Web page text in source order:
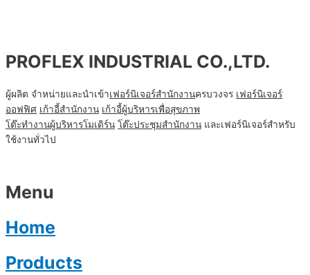
PROFLEX INDUSTRIAL CO.,LTD.
ผู้ผลิต จำหน่ายและนำเข้าเฟอร์นิเจอร์สำนักงานครบวงจร เฟอร์นิเจอร์
ออฟฟิศ เก้าอี้สำนักงาน เก้าอี้ผู้บริหารเพื่อสุขภาพ
โต๊ะทํางานผู้บริหารโมเดิร์น โต๊ะประชุมสำนักงาน และเฟอร์นิเจอร์สำหรับ
ใช้งานทั่วไป
Menu
Home
Products